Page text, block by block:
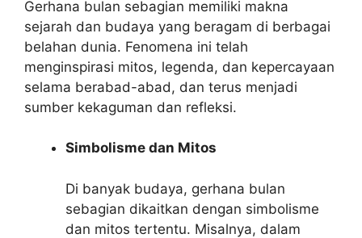
Gerhana bulan sebagian memiliki makna
sejarah dan budaya yang beragam di berbagai
belahan dunia. Fenomena ini telah
menginspirasi mitos, legenda, dan kepercayaan
selama berabad-abad, dan terus menjadi
sumber kekaguman dan refleksi.
Simbolisme dan Mitos
Di banyak budaya, gerhana bulan
sebagian dikaitkan dengan simbolisme
dan mitos tertentu. Misalnya, dalam